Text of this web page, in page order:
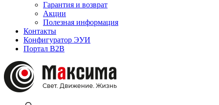
Гарантия и возврат
Акции
Полезная информация
Контакты
Конфигуратор ЭУИ
Портал B2B